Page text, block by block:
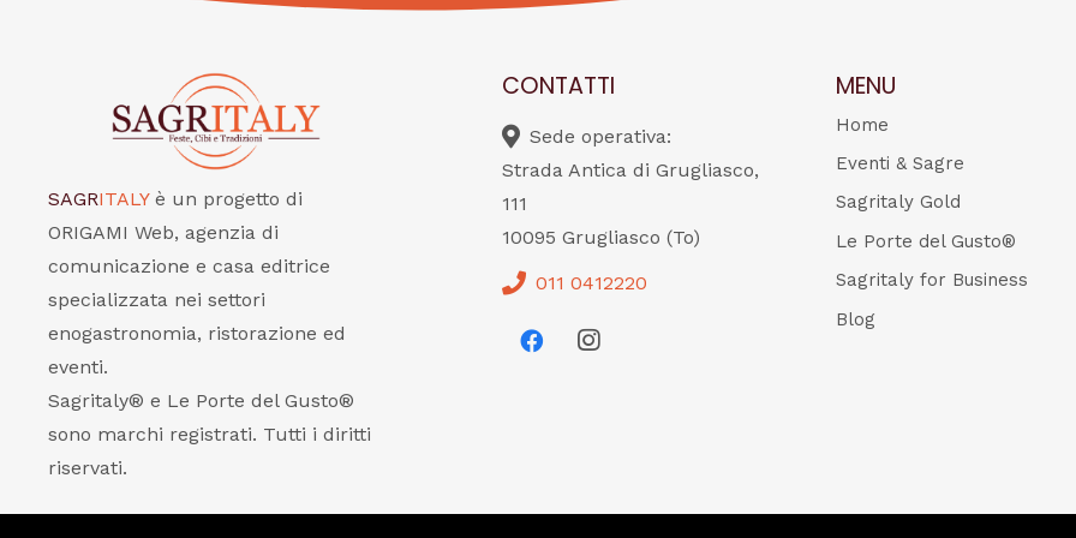
SAGRITALY è un progetto di
ORIGAMI Web, agenzia di
comunicazione e casa editrice
specializzata nei settori
enogastronomia, ristorazione ed
eventi.
Sagritaly® e Le Porte del Gusto®
sono marchi registrati. Tutti i diritti
riservati.
CONTATTI
Sede operativa:
Strada Antica di Grugliasco,
111
10095 Grugliasco (To)
011 0412220
MENU
Home
Eventi & Sagre
Sagritaly Gold
Le Porte del Gusto®
Sagritaly for Business
Blog